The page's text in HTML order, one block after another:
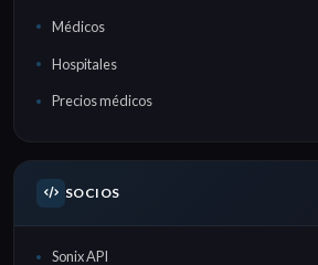
Médicos
Hospitales
Precios médicos
SOCIOS
Sonix API